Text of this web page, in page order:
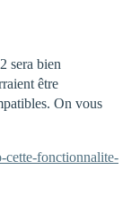
sera bien
être
On vous
cette-fonctionnalite-